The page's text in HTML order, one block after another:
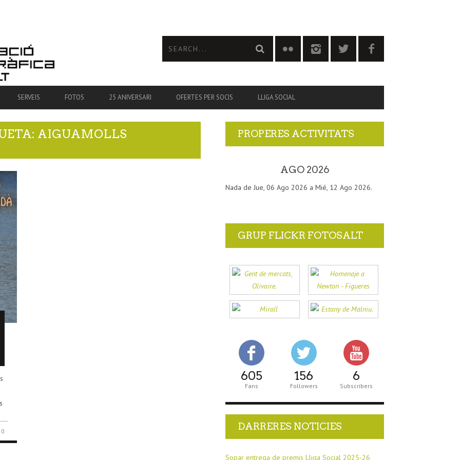
SERVEIS FOTOS 25 ANIVERSARI OFERTES PER SOCIS LLIGA SOCIAL
AIGUAMOLLS
0
PROPERES ACTIVITATS
AGO 2026
Nada de Jue, 06 Ago 2026 a Mié, 12 Ago 2026.
GRUP FLICKR FOTOSALT
605
Fans
156
Followers
6
Subscribers
DARRERES NOTICIES
Sopar entrega de premis Lliga Social 2025-26